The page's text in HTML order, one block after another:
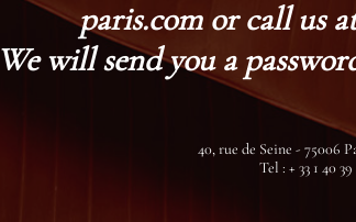
paris.com or call us at
We will send you a
40, rue de Seine - 75006
Tel : + 33 1 40 39